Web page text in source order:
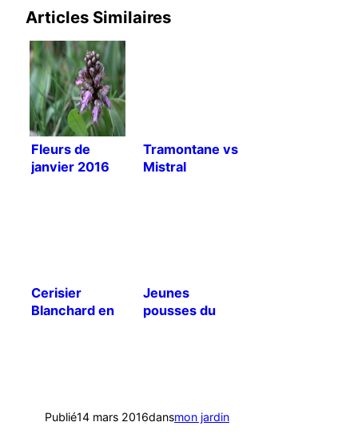
Articles Similaires
Fleurs de
janvier 2016
Tramontane vs
Mistral
Cerisier
Blanchard en
Jeunes
pousses du
Publié14 mars 2016dansmon jardin